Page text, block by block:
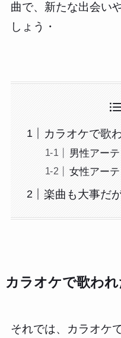
曲で、新たな出会い
しょう・
カラオケで歌
男性アー
女性アー
楽曲も大事だ
カラオケで歌わ
それでは、カラオケ